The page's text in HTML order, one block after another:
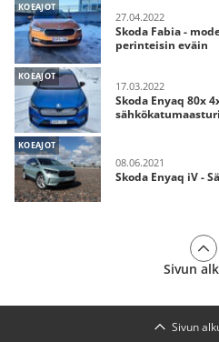
KOEAJOT
27.04.2022
Skoda Fabia -
perinteisin eväin
KOEAJOT
17.03.2022
Skoda Enyaq 80x
sähkökatumaasturi
KOEAJOT
08.06.2021
Skoda Enyaq iV -
Sivun
Sivun